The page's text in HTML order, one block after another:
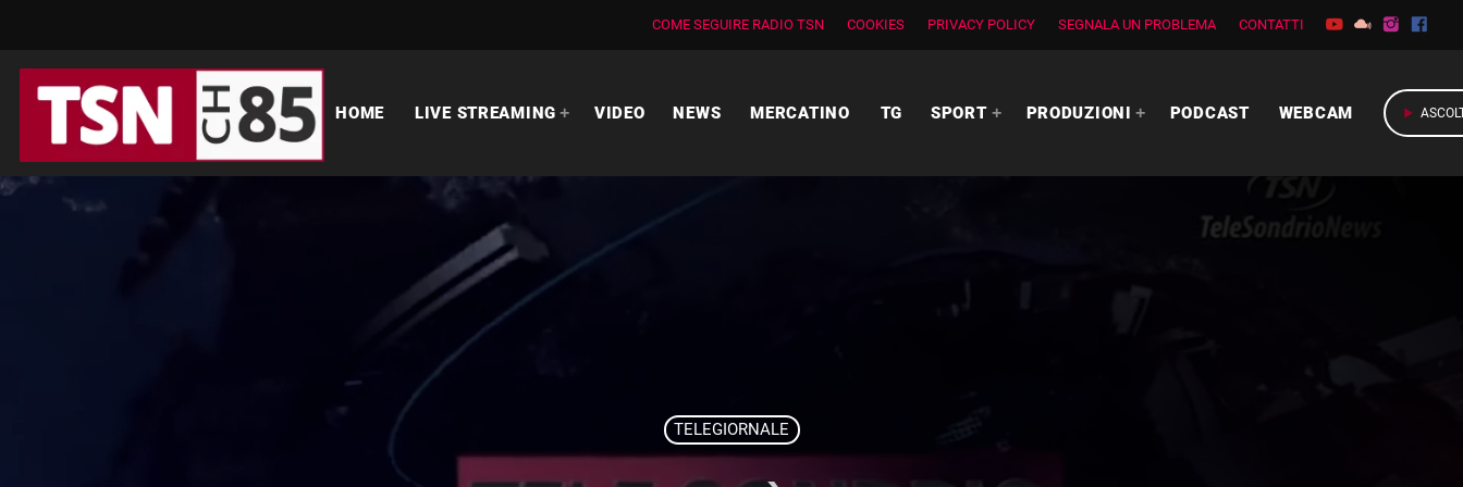
COME SEGUIRE RADIO TSN COOKIES PRIVACY POLICY SEGNALA UN PROBLEMA CONTATTI
HOME LIVE STREAMING VIDEO NEWS MERCATINO TG SPORT PRODUZIONI PODCAST WEBCAM play_arrow
TELEGIORNALE